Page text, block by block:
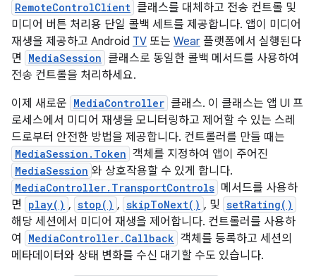
RemoteControlClient 클래스를 대체하고 전송 컨트롤 및
미디어 버튼 처리용 단일 콜백 세트를 제공합니다. 앱이 미디어
재생을 제공하고 Android TV 또는 Wear 플랫폼에서 실행된다
면
MediaSession 클래스로 동일한 콜백 메서드를 사용하여
전송 컨트롤을 처리하세요.
이제 새로운 MediaController 클래스. 이 클래스는 앱 UI 프
로세스에서 미디어 재생을 모니터링하고 제어할 수 있는 스레
드로부터 안전한 방법을 제공합니다. 컨트롤러를 만들 때는
MediaSession.Token 객체를 지정하여 앱이 주어진
MediaSession 와 상호작용할 수 있게 합니다.
MediaController.TransportControls 메서드를 사용하
면
play() , stop() , skipToNext() , 및 setRating()
해당 세션에서 미디어 재생을 제어합니다. 컨트롤러를 사용하
여
MediaController.Callback 객체를 등록하고 세션의
메타데이터와 상태 변화를 수신 대기할 수도 있습니다.